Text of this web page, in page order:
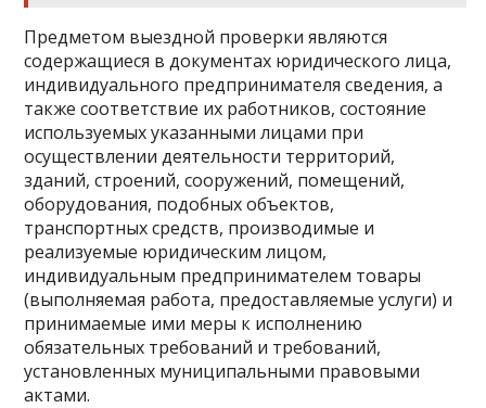
Предметом выездной проверки являются
содержащиеся в документах юридического лица,
индивидуального предпринимателя сведения, а
также соответствие их работников, состояние
используемых указанными лицами при
осуществлении деятельности территорий,
зданий, строений, сооружений, помещений,
оборудования, подобных объектов,
транспортных средств, производимые и
реализуемые юридическим лицом,
индивидуальным предпринимателем товары
(выполняемая работа, предоставляемые услуги) и
принимаемые ими меры к исполнению
обязательных требований и требований,
установленных муниципальными правовыми
актами.